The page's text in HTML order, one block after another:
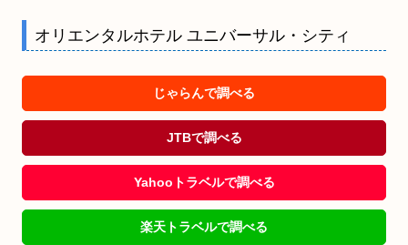
オリエンタルホテル ユニバーサル・シティ
じゃらんで調べる
JTBで調べる
Yahooトラベルで調べる
楽天トラベルで調べる